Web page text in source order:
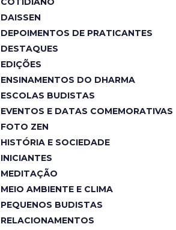
DAISSEN
DEPOIMENTOS DE PRATICANTES
DESTAQUES
EDIÇÕES
ENSINAMENTOS DO DHARMA
ESCOLAS BUDISTAS
EVENTOS E DATAS COMEMORATIVAS
FOTO ZEN
HISTÓRIA E SOCIEDADE
INICIANTES
MEDITAÇÃO
MEIO AMBIENTE E CLIMA
PEQUENOS BUDISTAS
RELACIONAMENTOS